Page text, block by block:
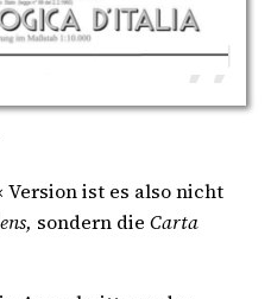
ist es also nicht
sondern die Carta